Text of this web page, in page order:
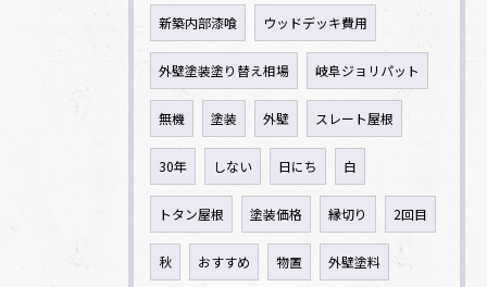
新築内部漆喰 ウッドデッキ費用
外壁塗装塗り替え相場 岐阜ジョリパット
無機 塗装 外壁 スレート屋根
30年 しない 日にち 白
トタン屋根 塗装価格 縁切り 2回目
秋 おすすめ 物置 外壁塗料